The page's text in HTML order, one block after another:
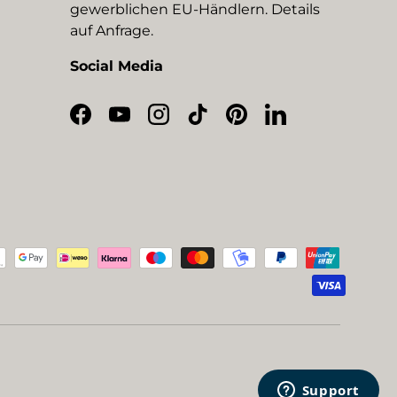
gewerblichen EU-Händlern. Details
auf Anfrage.
Social Media
Facebook
YouTubeInstagram
TikTokPinterestLinkedIn